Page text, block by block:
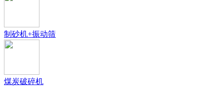
制砂机+振动筛
煤炭破碎机